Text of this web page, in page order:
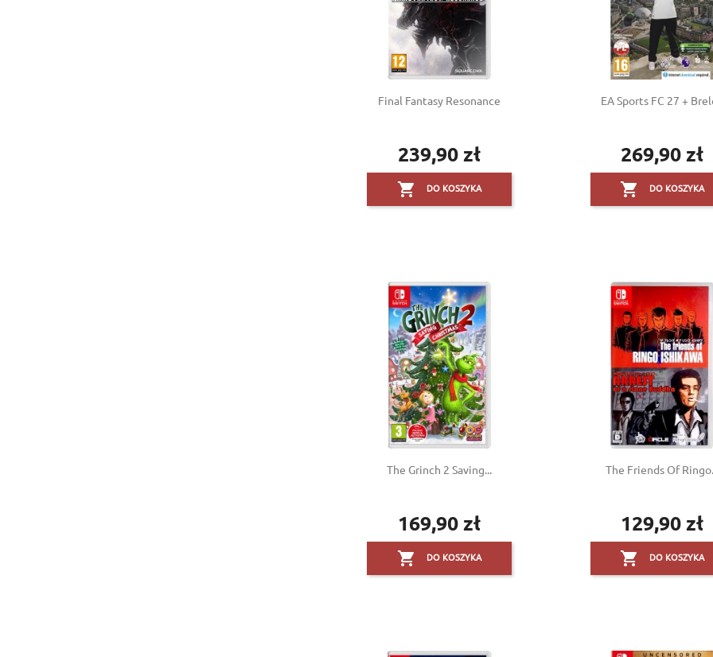
Add to wishlist
((confirmMessage))
You need to be logged in to save products in your wishlist.
Final Fantasy Resonance
Cena
239,90 zł
 DO KOSZYKA
EA Sports FC 27 +
Cena
269,90 zł
 DO KOSZYKA
The Grinch 2 Saving...
Cena
169,90 zł
 DO KOSZYKA
The Friends Of
Cena
129,90 zł
 DO KOSZYKA